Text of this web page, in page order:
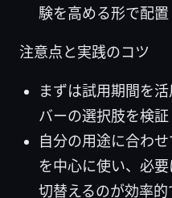
験を高める形で配置
注意点と実践のコツ
まずは試用期間を活
バーの選択肢を検証
自分の用途に合わ
を中心に使い、必
切替えるのが効率的